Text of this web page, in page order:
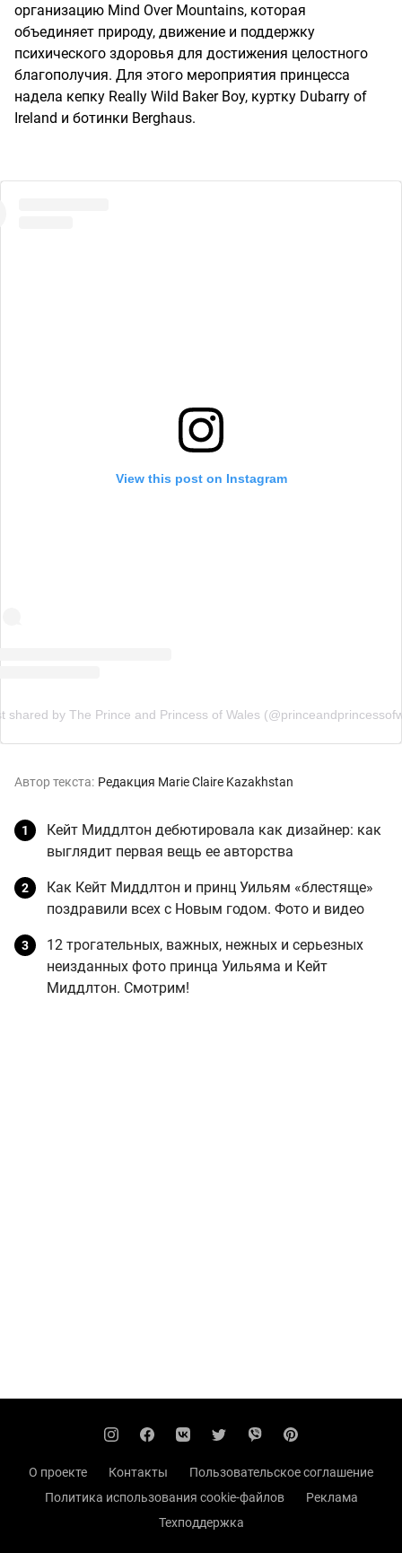
организацию Mind Over Mountains, которая
объединяет природу, движение и поддержку
психического здоровья для достижения целостного
благополучия. Для этого мероприятия принцесса
надела кепку Really Wild Baker Boy, куртку Dubarry of
Ireland и ботинки Berghaus.
View this post on Instagram
shared by The Prince and Princess of Wales
Автор текста: Редакция Marie Claire Kazakhstan
Кейт Миддлтон дебютировала как дизайнер: как
выглядит первая вещь ее авторства
Как Кейт Миддлтон и принц Уильям «блестяще»
поздравили всех с Новым годом. Фото и видео
12 трогательных, важных, нежных и серьезных
неизданных фото принца Уильяма и Кейт
Миддлтон. Смотрим!
О проекте Контакты
Пользовательское соглашение
Политика использования cookie-файлов
Реклама
Техподдержка